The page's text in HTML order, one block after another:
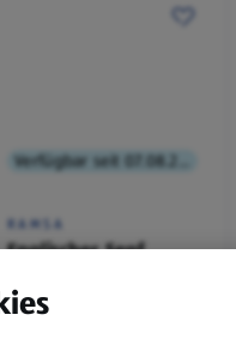
RAMSA
Englischer Senf
0,1 kg